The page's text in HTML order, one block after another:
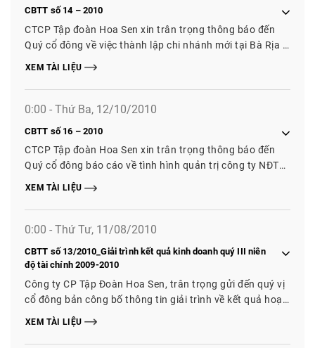
CBTT số 14 – 2010
CTCP Tập đoàn Hoa Sen xin trân trọng thông báo đến
Quý cổ đông về việc thành lập chi nhánh mới tại Bà Rịa -
Vũng Tàu.
XEM TÀI LIỆU
0:00 - Thứ Ba, 12/10/2010
CBTT số 16 – 2010
CTCP Tập đoàn Hoa Sen xin trân trọng thông báo đến
Quý cổ đông báo cáo về tình hình quản trị công ty NĐTC
2009 - 2010.
XEM TÀI LIỆU
0:00 - Thứ Tư, 11/08/2010
CBTT số 13/2010_Giải trình kết quả kinh doanh quý III niên
độ tài chính 2009-2010
Công ty CP Tập Đoàn Hoa Sen, trân trọng gửi đến quý vị
cổ đông bản công bố thông tin giải trình về kết quả hoạt
động sản xuất kinh doanh hợp nhất quý III của niên độ
tài chính 2009-2010.
XEM TÀI LIỆU